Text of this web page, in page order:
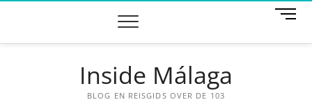
M
Inside Málaga
BLOG EN REISGIDS OVER DE 103